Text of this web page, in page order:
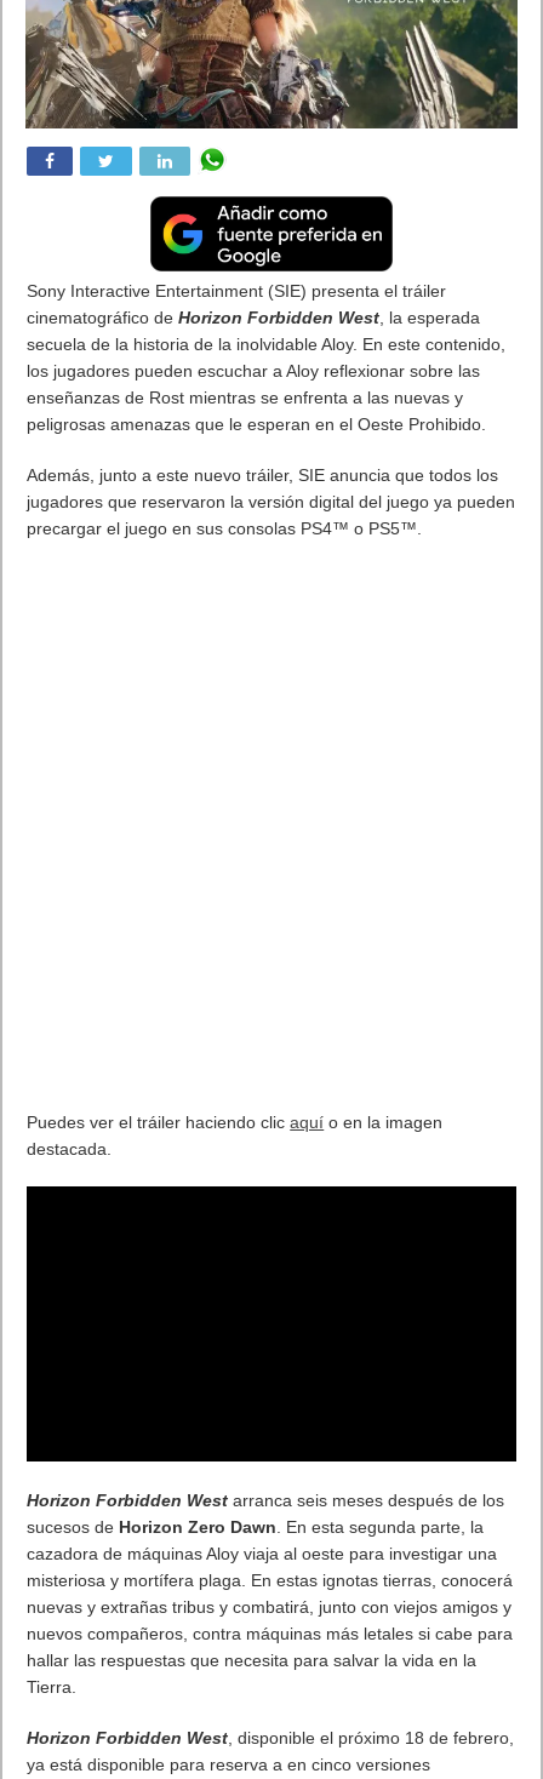
Sony Interactive Entertainment (SIE) presenta el tráiler
cinematográfico deHorizon Forbidden West, la esperada
secuela de la historia de la inolvidable Aloy. En este contenido,
los jugadores pueden escuchar a Aloy reflexionar sobre las
enseñanzas de Rost mientras se enfrenta a las nuevas y
peligrosas amenazas que le esperan en el Oeste Prohibido.
Además, junto a este nuevo tráiler, SIE anuncia que todos los
jugadores que reservaron la versión digital del juego ya pueden
precargar el juego en sus consolas PS4™ o PS5™.
Puedes ver el tráiler haciendo clicaquí o en la imagen
destacada.
Horizon Forbidden West arranca seis meses después de los
sucesos de Horizon Zero Dawn . En esta segunda parte, la
cazadora de máquinas Aloy viaja al oeste para investigar una
misteriosa y mortífera plaga. En estas ignotas tierras, conocerá
nuevas y extrañas tribus y combatirá, junto con viejos amigos y
nuevos compañeros, contra máquinas más letales si cabe para
hallar las respuestas que necesita para salvar la vida en la
Tierra.
Horizon Forbidden West , disponible el próximo 18 de febrero,
ya está disponible para reserva a en cinco versiones